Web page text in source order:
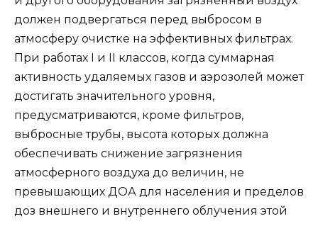
должен подвергаться перед выбросом в
атмосферу очистке на эффективных фильтрах.
При работах I и II классов, когда суммарная
активность удаляемых газов и аэрозолей может
достигать значительного уровня,
предусматриваются, кроме фильтров,
выбросные трубы, высота которых должна
обеспечивать снижение загрязнения
атмосферного воздуха до величин, не
превышающих ДОА для населения и пределов
доз внешнего и внутреннего облучения этой